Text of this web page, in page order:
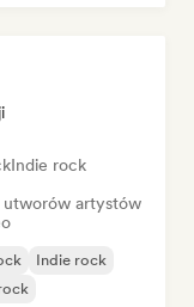
Indie rock
utworów artystów
Indie rock